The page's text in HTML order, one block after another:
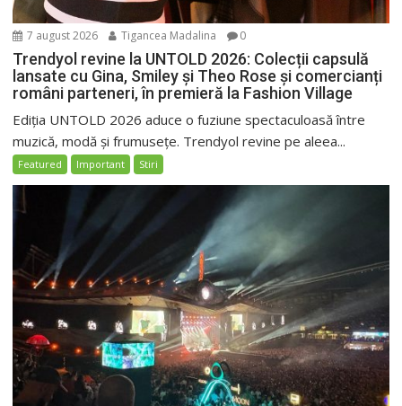
7 august 2026 Tigancea Madalina 0
Trendyol revine la UNTOLD 2026: Colecții capsulă
lansate cu Gina, Smiley și Theo Rose și comercianți
români parteneri, în premieră la Fashion Village
Ediția UNTOLD 2026 aduce o fuziune spectaculoasă între
muzică, modă și frumusețe. Trendyol revine pe aleea...
Featured Important Stiri